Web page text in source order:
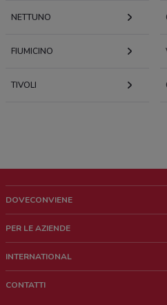
NETTUNO
FIUMICINO
TIVOLI
DOVECONVIENE
Chi siamo
Lavora con noi
PER LE AZIENDE
Richieste commerciali e marketing
INTERNATIONAL
CONTATTI